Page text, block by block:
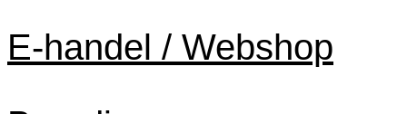
E-handel / Webshop